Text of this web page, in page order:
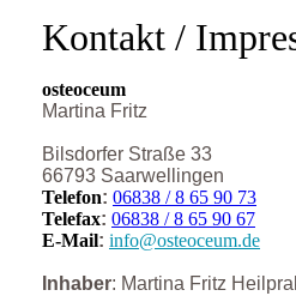
Kontakt /
osteoceum
Martina Fritz
Bilsdorfer Straße 33
66793 Saarwellingen
Telefon: 06838 / 8 65 90 73
Telefax: 06838 / 8 65 90 67
E-Mail: info@osteoceum.de
Inhaber: Martina Fritz